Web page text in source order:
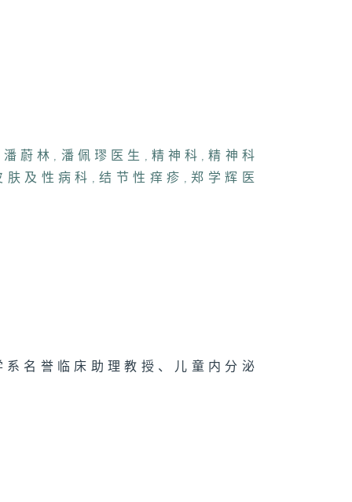
潘蔚林 , 潘佩璆医生 , 精神科 ,精神科
肤及性病科 , 结节性痒疹 , 郑学辉医
名誉临床助理教授、儿童内分泌